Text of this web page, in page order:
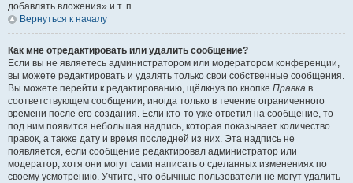
добавлять вложения» и т. п.
Вернуться к началу
Как мне отредактировать или удалить сообщение?
Если вы не являетесь администратором или модератором конференции,
вы можете редактировать и удалять только свои собственные сообщения.
Вы можете перейти к редактированию, щёлкнув по кнопке Правка в
соответствующем сообщении, иногда только в течение ограниченного
времени после его создания. Если кто-то уже ответил на сообщение, то
под ним появится небольшая надпись, которая показывает количество
правок, а также дату и время последней из них. Эта надпись не
появляется, если сообщение редактировал администратор или
модератор, хотя они могут сами написать о сделанных изменениях по
своему усмотрению. Учтите, что обычные пользователи не могут удалить